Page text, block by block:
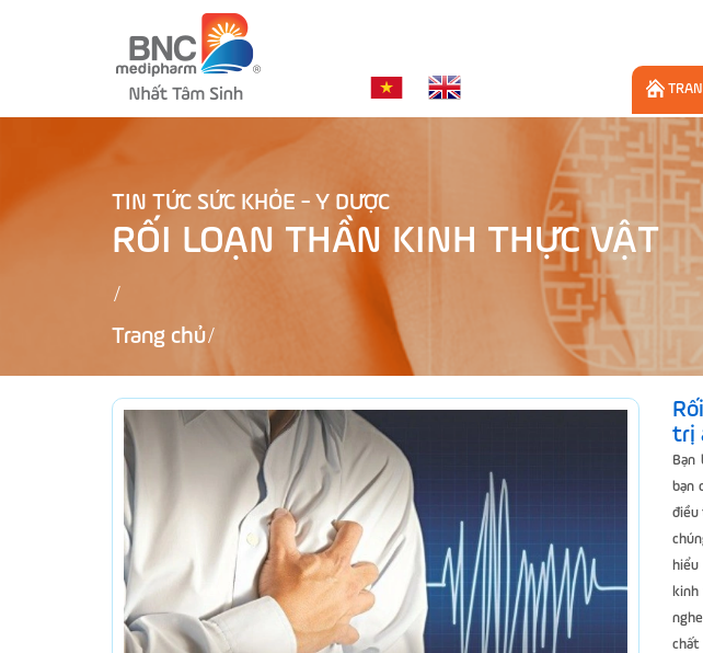
TIN TỨC SỨC KHỎE - Y DƯỢC
RỐI LOẠN THẦN KINH THỰC VẬT
Trang chủ
trị
Bạn
bạn
điều
chất